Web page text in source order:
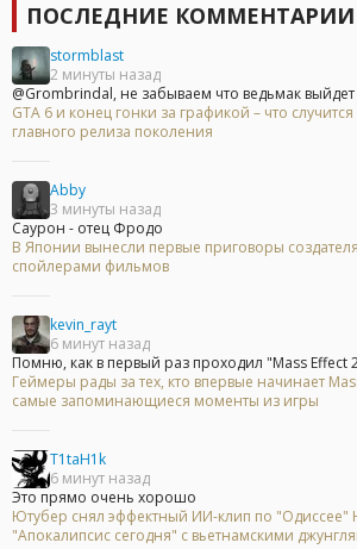
ПОСЛЕДНИЕ КОММЕНТАРИИ
stormblast
2 минуты назад
@Grombrindal, не забываем что ведьмак
GTA 6 и конец гонки за графикой – что
главного релиза поколения
Abby
3 минуты назад
Саурон - отец Фродо
В Японии вынесли первые приговоры
спойлерами фильмов
kevin_rayt
6 минут назад
Помню, как в первый раз проходил "Mass Effect
Геймеры рады за тех, кто впервые начинает
самые запоминающиеся моменты из игры
T1taH1k
6 минут назад
Это прямо очень хорошо
Ютубер снял эффектный ИИ-клип по "Одиссее"
"Апокалипсис сегодня" с вьетнамскими